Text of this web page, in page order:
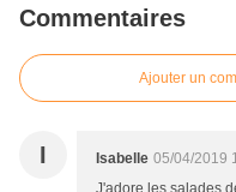
Commentaires
Ajouter un
I Isabelle 05/04/2019
J'adore les salades